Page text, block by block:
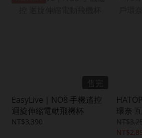
EasyLive｜NO8 手機遙控
迴旋伸縮電動飛機杯
NT$3,390
環奈